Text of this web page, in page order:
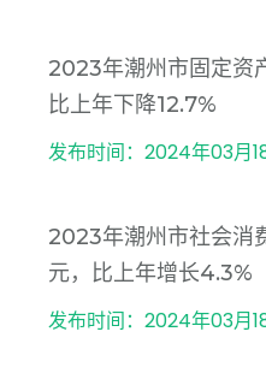
2023年潮州市固定资
比上年下降12.7%
发布时间：2024年03月
2023年潮州市社会消
元，比上年增长4.3%
发布时间：2024年03月